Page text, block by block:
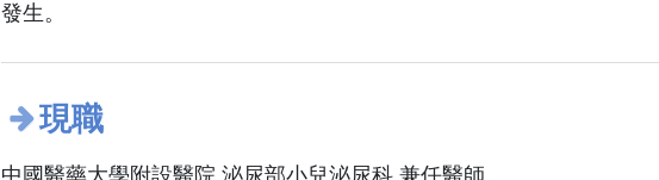
發生。
現職
中國醫藥大學附設醫院 泌尿部小兒泌尿科 兼任醫師